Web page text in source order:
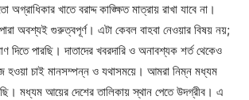
খাতে বরাদ্দ কাঙ্ক্ষিত মাত্রায় রাখা যাবে না।
অবশ্যই গুরুত্বপূর্ণ। এটা কেবল বাহবা নেওয়ার বিষয় নয়;
দিতে পারছি। দাতাদের খবরদারি ও অনাবশ্যক শর্ত থেকেও
হওয়া চাই মানসম্পন্ন ও যথাসময়ে। আমরা নিম্ন মধ্যম
মধ্যম আয়ের দেশের তালিকায় স্থান পেতে উদগ্রীব। এ